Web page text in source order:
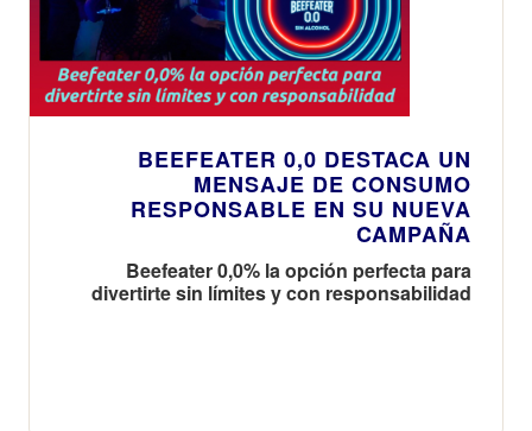
BEEFEATER 0,0 DESTACA UN
MENSAJE DE CONSUMO
RESPONSABLE EN SU NUEVA
CAMPAÑA
Beefeater 0,0% la opción perfecta para
divertirte sin límites y con responsabilidad